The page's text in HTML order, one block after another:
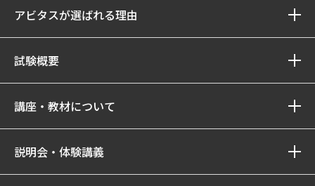
アビタスが選ばれる理由
試験概要
講座・教材について
説明会・体験講義